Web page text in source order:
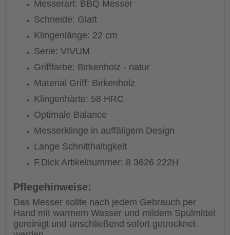
Messerart: BBQ Messer
Schneide: Glatt
Klingenlänge: 22 cm
Serie: VIVUM
Grifffarbe: Birkenholz - natur
Material Griff: Birkenholz
Klingenhärte: 58 HRC
Optimale Balance
Messerklinge in auffäligem Design
Lange Schnitthaltigkeit
F.Dick Artikelnummer: 8 3626 222H
Pflegehinweise:
Das Messer sollte nach jedem Gebrauch per
Hand mit warmem Wasser und mildem Spülmittel
gereinigt und anschließend sofort getrocknet